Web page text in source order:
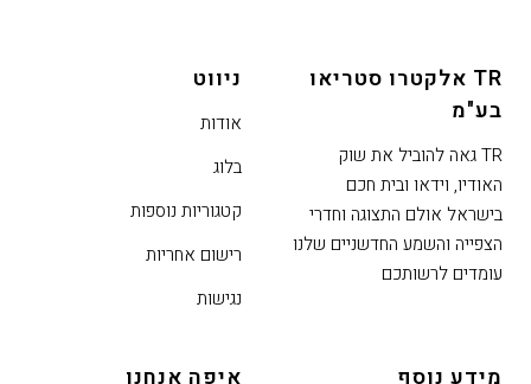
לדלג
לאזור
הבא
TR אלקטרו סטריאו
בע"מ
TR גאה להוביל את שוק
האודיו, וידאו ובית חכם
בישראל אולם התצוגה וחדרי
הצפייה והשמע החדשניים שלנו
עומדים לרשותכם
ניווט
אודות
בלוג
קטגוריות נוספות
רישום אחריות
נגישות
מידע נוסף איפה אנחנו